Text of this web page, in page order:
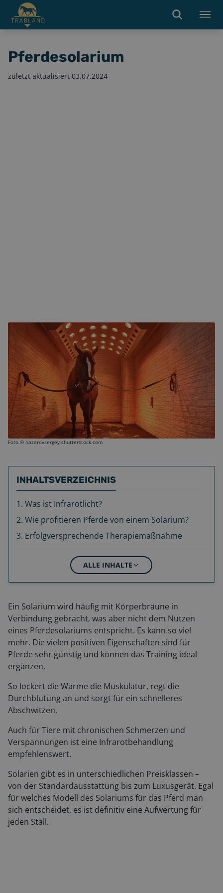
Pferdesolarium
zuletzt aktualisiert 03.07.2024
Foto © nazarovsergey shutterstock.com
INHALTSVERZEICHNIS
1. Was ist Infrarotlicht?
2. Wie profitieren Pferde von einem Solarium?
3. Erfolgversprechende Therapiemaßnahme
ALLE INHALTE
Ein Solarium wird häufig mit Körperbräune in
Verbindung gebracht, was aber nicht dem Nutzen
eines Pferdesolariums entspricht. Es kann so viel
mehr. Die vielen positiven Eigenschaften sind für
Pferde sehr günstig und können das Training ideal
ergänzen.
So lockert die Wärme die Muskulatur, regt die
Durchblutung an und sorgt für ein schnelleres
Abschwitzen.
Auch für Tiere mit chronischen Schmerzen und
Verspannungen ist eine Infrarotbehandlung
empfehlenswert.
Solarien gibt es in unterschiedlichen Preisklassen –
von der Standardausstattung bis zum Luxusgerät. Egal
für welches Modell des Solariums für das Pferd man
sich entscheidet, es ist definitiv eine Aufwertung für
jeden Stall.